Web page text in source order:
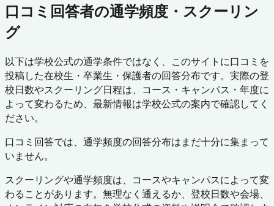
口コミ回答者の通学頻度・スクーリン
グ
以下は学校公式の通学条件ではなく、このサイトに口コミを
投稿した在校生・卒業生・保護者の回答分布です。実際の登
校日数やスクーリング日程は、コース・キャンパス・年度に
よって変わるため、最新情報は学校公式の案内で確認してく
ださい。
口コミ回答では、通学頻度の回答分布はまだ十分に集まって
いません。
スクーリングや通学頻度は、コースやキャンパスによって変
わることがあります。無理なく通えるか、登校日数や会場、